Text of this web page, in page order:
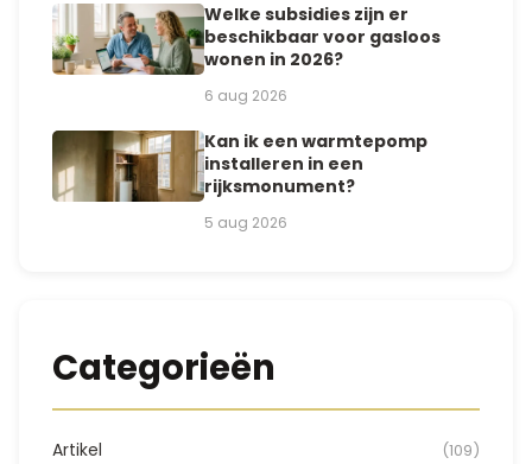
Welke subsidies zijn er
beschikbaar voor gasloos
wonen in 2026?
6 aug 2026
Kan ik een warmtepomp
installeren in een
rijksmonument?
5 aug 2026
Categorieën
Artikel (109)